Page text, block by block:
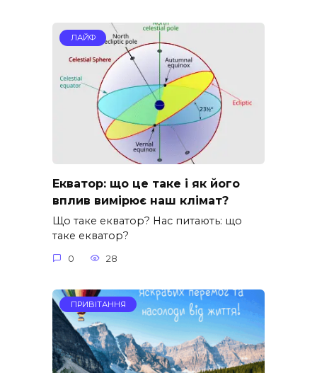
ЛАЙФ
Екватор: що це таке і як його
вплив вимірює наш клімат?
Що таке екватор? Нас питають: що
таке екватор?
0 28
ПРИВІТАННЯ